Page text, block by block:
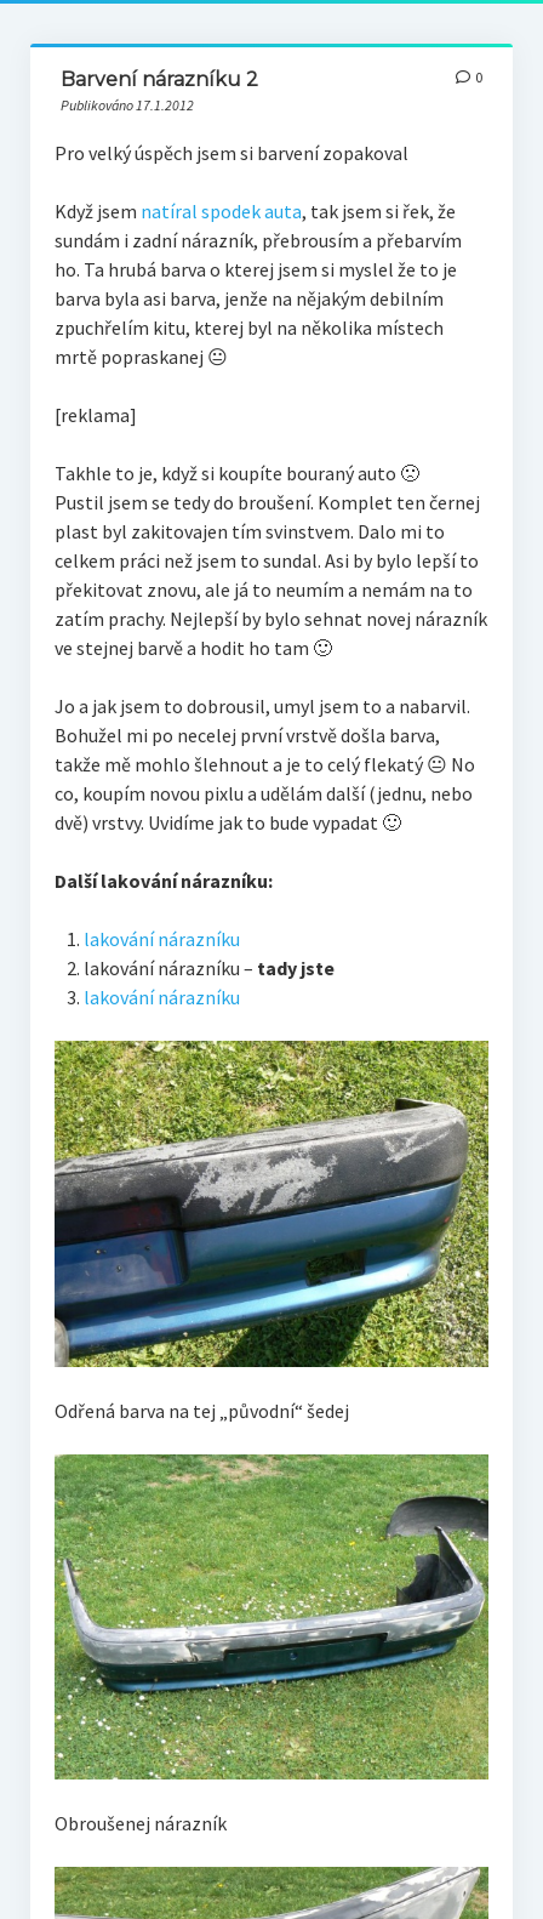
Barvení nárazníku 2
Publikováno 17.1.2012
0
Pro velký úspěch jsem si barvení zopakoval
Když jsem natíral spodek auta, tak jsem si řek, že
sundám i zadní nárazník, přebrousím a přebarvím
ho. Ta hrubá barva o kterej jsem si myslel že to je
barva byla asi barva, jenže na nějakým debilním
zpuchřelím kitu, kterej byl na několika místech
mrtě popraskanej 😐
[reklama]
Takhle to je, když si koupíte bouraný auto 🙁
Pustil jsem se tedy do broušení. Komplet ten černej
plast byl zakitovajen tím svinstvem. Dalo mi to
celkem práci než jsem to sundal. Asi by bylo lepší to
překitovat znovu, ale já to neumím a nemám na to
zatím prachy. Nejlepší by bylo sehnat novej nárazník
ve stejnej barvě a hodit ho tam 🙂
Jo a jak jsem to dobrousil, umyl jsem to a nabarvil.
Bohužel mi po necelej první vrstvě došla barva,
takže mě mohlo šlehnout a je to celý flekatý 😐 No
co, koupím novou pixlu a udělám další (jednu, nebo
dvě) vrstvy. Uvidíme jak to bude vypadat 🙂
Další lakování nárazníku:
lakování nárazníku
lakování nárazníku – tady jste
lakování nárazníku
Odřená barva na tej „původní“ šedej
Obroušenej nárazník